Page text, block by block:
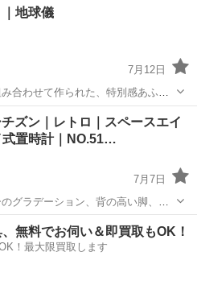
地球儀
7月12日
合わせて作られた、特別感あふれ
らではの色合い
インテリア雑貨/小物
ズン｜レトロ｜スペースエイ
式置時計｜NO.51…
7月7日
グラデーション、背の高い脚、ま
中で状態はいい方かと思われま
なく動作します。 もちろんアラー
インテリア雑貨/小物
無料でお伺い＆即買取もOK！
！最大限買取します